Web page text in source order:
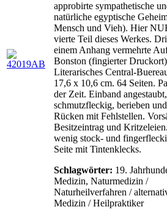
approbirte sympathetische
natürliche egyptische
Mensch und Vieh). Hier
vierte Teil dieses Werkes.
einem Anhang vermehrte
Bonston (fingierter
Literarisches Central-
17,6 x 10,6 cm. 64 Seiten.
der Zeit. Einband angestaubt,
schmutzfleckig, berieben
Rücken mit Fehlstellen.
Besitzeintrag und
wenig stock- und
Seite mit Tintenklecks.
Schlagwörter: 19.
Medizin, Naturmedizin /
Naturheilverfahren /
Medizin / Heilpraktiker